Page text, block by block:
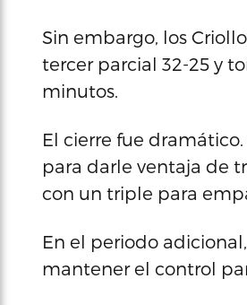
Sin embargo, los
tercer parcial 32-25 y
minutos.
El cierre fue
para darle ventaja de
con un triple para
En el periodo
mantener el control